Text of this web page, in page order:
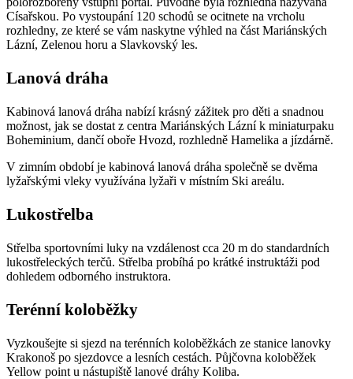
Císařskou. Po vystoupání 120 schodů se ocitnete na vrcholu
rozhledny, ze které se vám naskytne výhled na část Mariánských
Lázní, Zelenou horu a Slavkovský les.
Lanová dráha
Kabinová lanová dráha nabízí krásný zážitek pro děti a snadnou
možnost, jak se dostat z centra Mariánských Lázní k miniaturpaku
Boheminium, dančí oboře Hvozd, rozhledně Hamelika a jízdárně.
V zimním období je kabinová lanová dráha společně se dvěma
lyžařskými vleky využívána lyžaři v místním Ski areálu.
Lukostřelba
Střelba sportovními luky na vzdálenost cca 20 m do standardních
lukostřeleckých terčů. Střelba probíhá po krátké instruktáži pod
dohledem odborného instruktora.
Terénní koloběžky
Vyzkoušejte si sjezd na terénních koloběžkách ze stanice lanovky
Krakonoš po sjezdovce a lesních cestách. Půjčovna koloběžek
Yellow point u nástupiště lanové dráhy Koliba.